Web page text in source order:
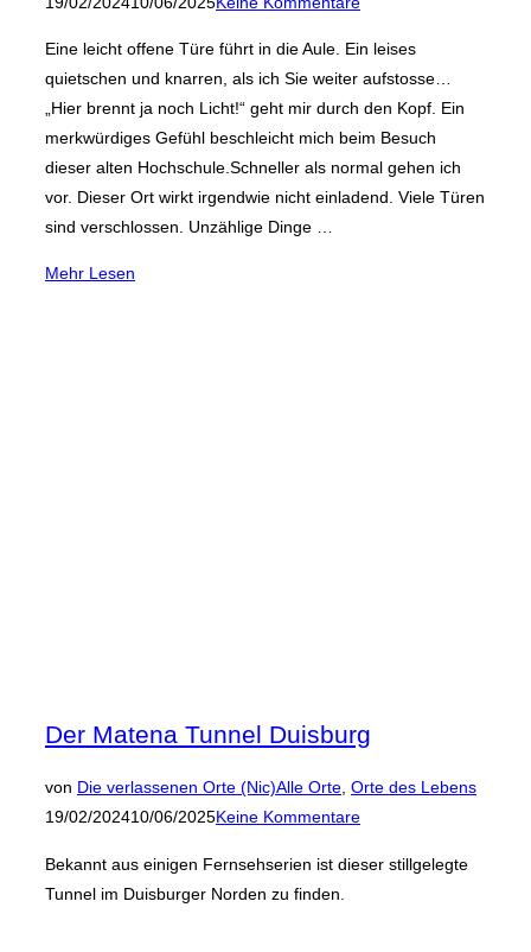
Eine leicht offene Türe führt in die Aule. Ein leises
quietschen und knarren, als ich Sie weiter aufstosse…
„Hier brennt ja noch Licht!“ geht mir durch den Kopf. Ein
merkwürdiges Gefühl beschleicht mich beim Besuch
dieser alten Hochschule.Schneller als normal gehen ich
vor. Dieser Ort wirkt irgendwie nicht einladend. Viele Türen
sind verschlossen. Unzählige Dinge …
Mehr über
Lesen
Der Matena Tunnel Duisburg
von Die verlassenen Orte (Nic)Alle Orte, Orte des Lebens
19/02/202410/06/2025Keine Kommentare
Bekannt aus einigen Fernsehserien ist dieser stillgelegte
Tunnel im Duisburger Norden zu finden.